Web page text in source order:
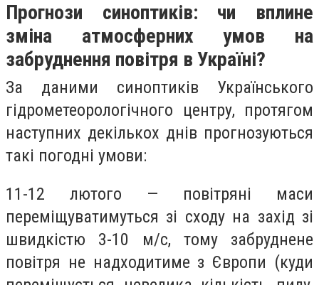
Прогнози синоптиків: чи вплине
зміна атмосферних умов ‎на
забруднення повітря в Україні?
За даними синоптиків Українського
гідрометеорологічного центру, протягом
наступних декількох днів прогнозуються
такі погодні умови:
11-12 лютого — повітряні маси
переміщуватимуться зі сходу на захід зі
швидкістю 3-10 м/с, тому забруднене
повітря не надходитиме з Європи (куди